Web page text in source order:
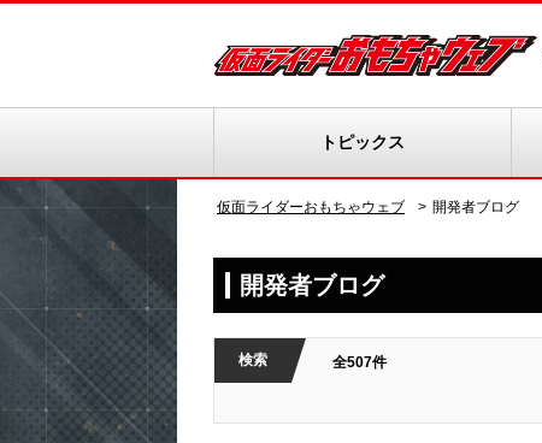
トピックス
仮面ライダーおもちゃウェブ 開発者ブログ
開発者ブログ
検索 全507件